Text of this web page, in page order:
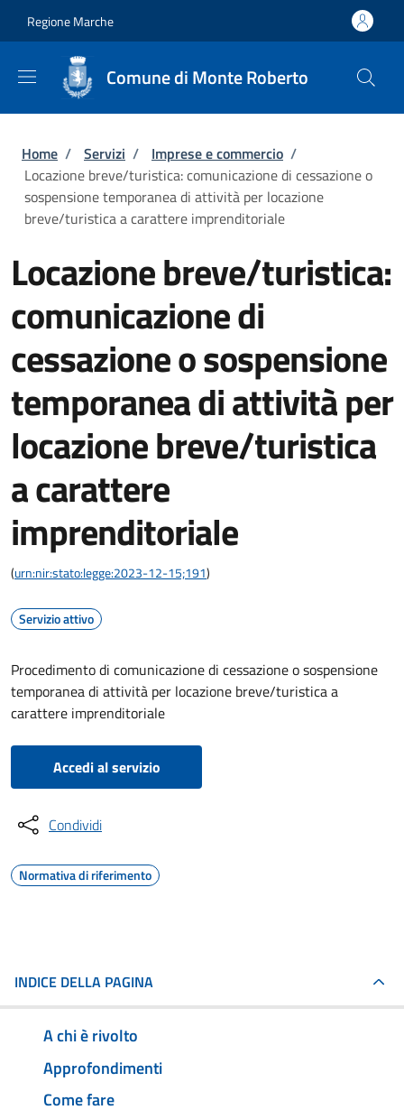
Regione Marche
Comune di Monte Roberto
Briciole di pane
Home / Servizi / Imprese e commercio /
Locazione breve/turistica: comunicazione di cessazione o
sospensione temporanea di attività per locazione
breve/turistica a carattere imprenditoriale
Locazione breve/turistica:
comunicazione di
cessazione o sospensione
temporanea di attività per
locazione breve/turistica
a carattere
imprenditoriale
(urn:nir:stato:legge:2023-12-15;191)
Servizio attivo
Procedimento di comunicazione di cessazione o sospensione
temporanea di attività per locazione breve/turistica a
carattere imprenditoriale
Accedi al servizio
Condividi
Normativa di riferimento
INDICE DELLA PAGINA
A chi è rivolto
Approfondimenti
Come fare